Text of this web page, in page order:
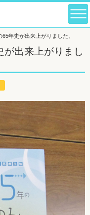
年史が出来上がりました。
出来上がりまし